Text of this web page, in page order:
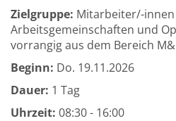
Zielgruppe: Mitarbeiter/-
Arbeitsgemeinschaften und
vorrangig aus dem Bereich
Beginn: Do. 19.11.2026
Dauer: 1 Tag
Uhrzeit: 08:30 - 16:00